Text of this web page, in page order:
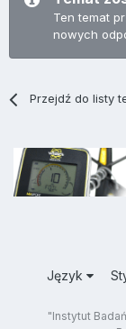
Ten temat
nowych
Przejdź do listy
Język
"Instytut